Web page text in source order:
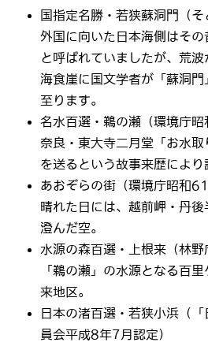
国指定名勝・若狭蘇洞門（そ
外国に向いた日本海側はその
と呼ばれていましたが、荒波
海食崖に国文学者が「蘇洞
至ります。
名水百選・鵜の瀬（環境庁昭
奈良・東大寺二月堂「お水
を送るという故事来歴により
あおぞらの街（環境庁昭和
晴れた日には、越前岬・丹
澄んだ空。
水源の森百選・上根来（林野
「鵜の瀬」の水源となる百
来地区。
日本の渚百選・若狭小浜（
員会平成8年7月認定）